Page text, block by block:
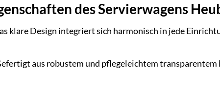
des Servierwagens
klare Design integriert sich harmonisch in jede
aus robustem und pflegeleichtem